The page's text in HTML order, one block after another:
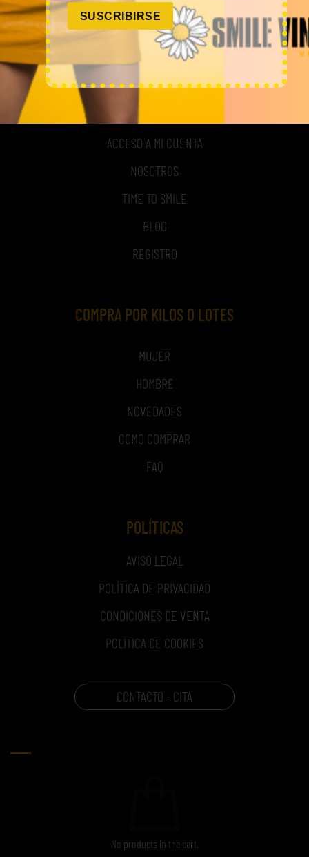
ACCESO A MI CUENTA
NOSOTROS
TIME TO SMILE
BLOG
REGISTRO
COMPRA POR KILOS O LOTES
MUJER
HOMBRE
NOVEDADES
COMO COMPRAR
FAQ
POLÍTICAS
AVISO LEGAL
POLÍTICA DE PRIVACIDAD
CONDICIONES DE VENTA
POLÍTICA DE COOKIES
CONTACTO - CITA
No products in the cart.
SUSCRIBIRSE